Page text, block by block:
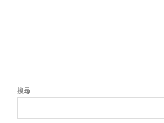
搜尋